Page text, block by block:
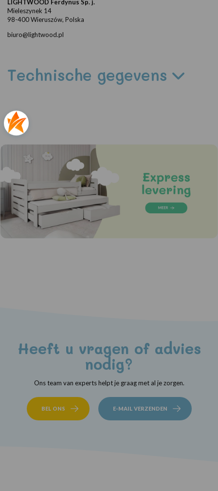
LIGHTWOOD Ferdynus Sp. j.
Mieleszynek 14
98-400 Wieruszów, Polska
biuro@lightwood.pl
Technische gegevens
Heeft u vragen of advies
nodig?
Ons team van experts helpt je graag met al je zorgen.
BEL ONS E-MAIL VERZENDEN